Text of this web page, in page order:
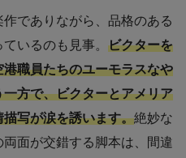
でありながら、品格のある
いるのも見事。 ビクターを
職員たちのユーモラスなや
方で、ビクターとアメリア
写が涙を誘います。絶妙な
面が交錯する脚本は、間違